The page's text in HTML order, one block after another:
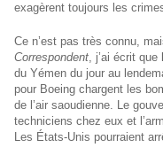
exagèrent toujours les
Ce n’est pas très connu,
Correspondent, j’ai écrit
du Yémen du jour au
pour Boeing chargent les
de l’air saoudienne. Le
techniciens chez eux et
Les États-Unis pourraient